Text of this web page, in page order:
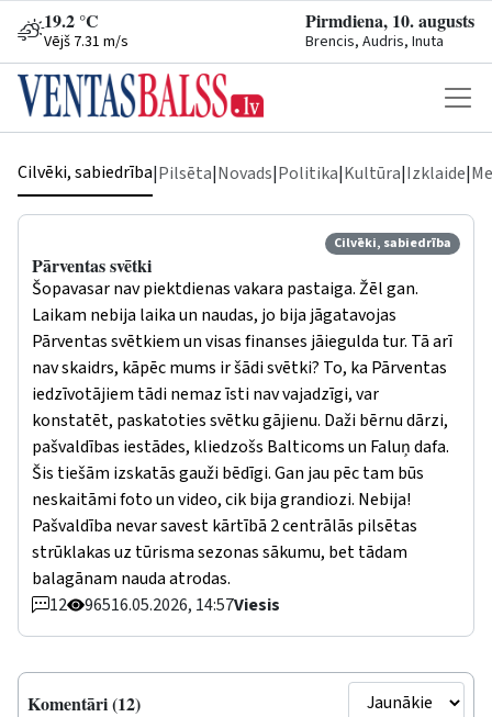
19.2 °C
Vējš 7.31 m/s
Pirmdiena, 10. augusts
Brencis, Audris, Inuta
Cilvēki, sabiedrība|Pilsēta|Novads|Politika|Kultūra|Izklaide|
Cilvēki, sabiedrība
Pārventas svētki
Šopavasar nav piektdienas vakara pastaiga. Žēl gan.
Laikam nebija laika un naudas, jo bija jāgatavojas
Pārventas svētkiem un visas finanses jāiegulda tur. Tā arī
nav skaidrs, kāpēc mums ir šādi svētki? To, ka Pārventas
iedzīvotājiem tādi nemaz īsti nav vajadzīgi, var
konstatēt, paskatoties svētku gājienu. Daži bērnu dārzi,
pašvaldības iestādes, kliedzošs Balticoms un Faluņ dafa.
Šis tiešām izskatās gauži bēdīgi. Gan jau pēc tam būs
neskaitāmi foto un video, cik bija grandiozi. Nebija!
Pašvaldība nevar savest kārtībā 2 centrālās pilsētas
strūklakas uz tūrisma sezonas sākumu, bet tādam
balagānam nauda atrodas.
12
96516.05.2026, 14:57Viesis
Komentāri (12)